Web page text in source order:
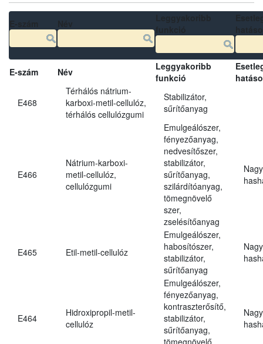
E-szám Név
Leggyakoribb
funkció
E468
Térhálós nátrium-
karboxi-metil-cellulóz,
térhálós cellulózgumi
Stabilizátor,
sűrítőanyag
E466
Nátrium-karboxi-
metil-cellulóz,
cellulózgumi
Emulgeálószer,
fényezőanyag,
nedvesítőszer,
stabilizátor,
sűrítőanyag,
szilárdítóanyag,
tömegnövelő
szer,
zselésítőanyag
E465 Etil-metil-cellulóz
Emulgeálószer,
habosítószer,
stabilizátor,
sűrítőanyag
E464
Hidroxipropil-metil-
cellulóz
Emulgeálószer,
fényezőanyag,
kontraszterősítő,
stabilizátor,
sűrítőanyag,
tömegnövelő